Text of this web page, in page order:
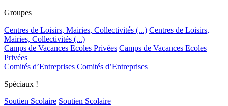
Groupes
Centres de Loisirs, Mairies, Collectivités (...) Centres de Loisirs,
Mairies, Collectivités (...)
Camps de Vacances Ecoles Privées Camps de Vacances Ecoles
Privées
Comités d’Entreprises Comités d’Entreprises
Spéciaux !
Soutien Scolaire Soutien Scolaire